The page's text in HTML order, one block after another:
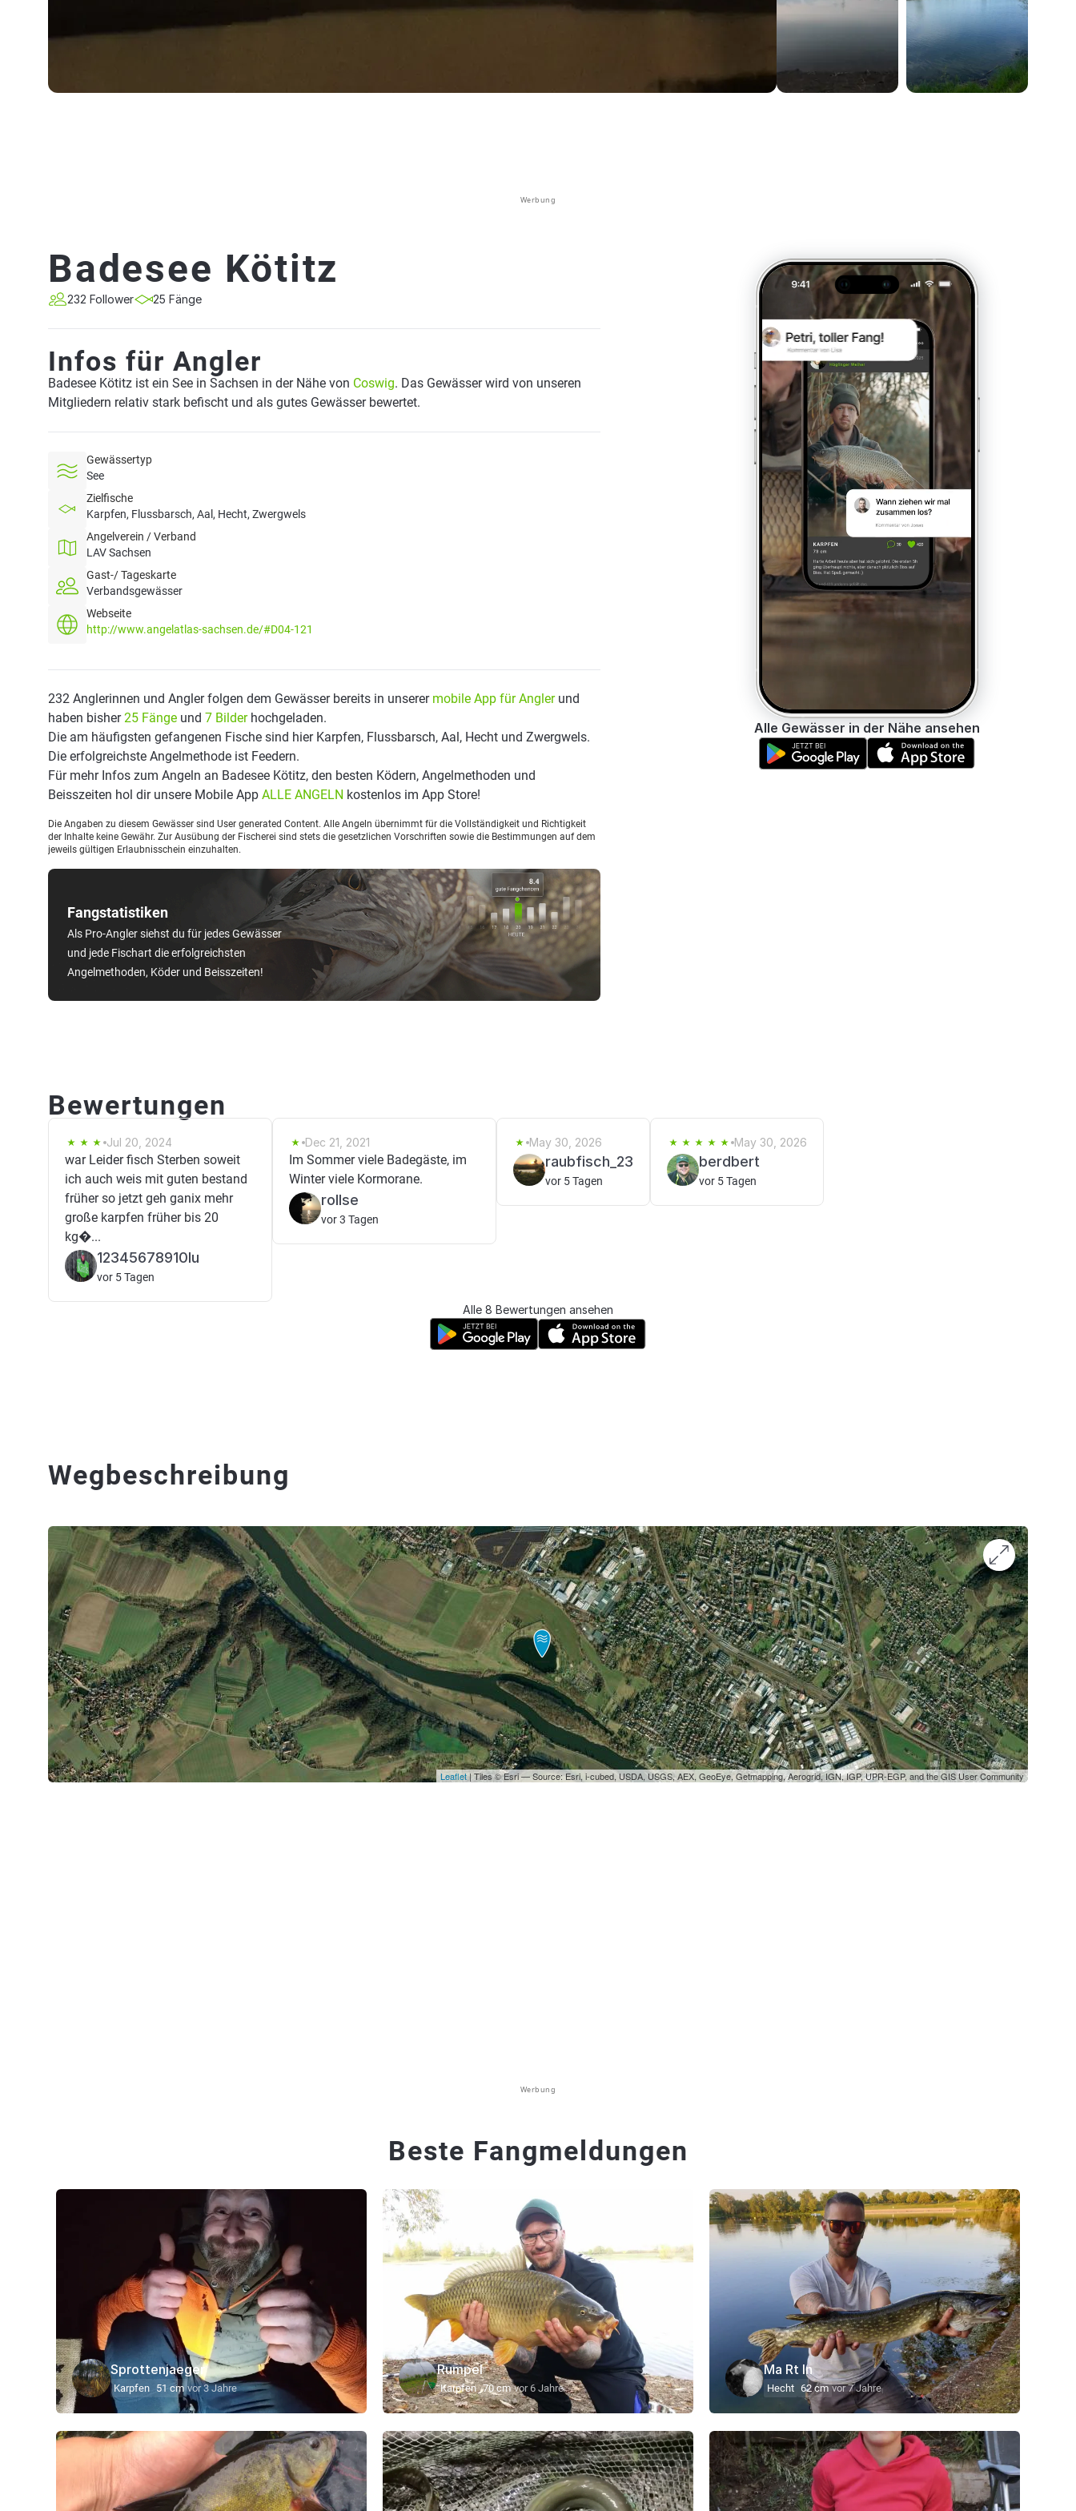
Werbung
Badesee Kötitz
232 Follower 25 Fänge
Infos für Angler
Badesee Kötitz ist ein See in Sachsen in der Nähe von Coswig. Das Gewässer wird von unseren
Mitgliedern relativ stark befischt und als gutes Gewässer bewertet.
Gewässertyp
See
Zielfische
Karpfen, Flussbarsch, Aal, Hecht, Zwergwels
Angelverein / Verband
LAV Sachsen
Gast-/ Tageskarte
Verbandsgewässer
Webseite
http://www.angelatlas-sachsen.de/#D04-121
Fangstatistiken
Als Pro-Angler siehst du für jedes Gewässer
und jede Fischart die erfolgreichsten
Angelmethoden, Köder und Beisszeiten!
232 Anglerinnen und Angler folgen dem Gewässer bereits in unserer mobile App für Anglerund
haben bisher25 Fänge und 7 Bilderhochgeladen.
Die am häufigsten gefangenen Fische sind hier Karpfen, Flussbarsch, Aal, Hecht und Zwergwels.
Die erfolgreichste Angelmethode ist Feedern.
Für mehr Infos zum Angeln an Badesee Kötitz, den besten Ködern, Angelmethoden und
Beisszeiten hol dir unsere Mobile App ALLE ANGELN kostenlos im App Store!
Die Angaben zu diesem Gewässer sind User generated Content. Alle Angeln übernimmt für die Vollständigkeit und Richtigkeit
der Inhalte keine Gewähr. Zur Ausübung der Fischerei sind stets die gesetzlichen Vorschriften sowie die Bestimmungen auf dem
jeweils gültigen Erlaubnisschein einzuhalten.
Alle Gewässer in der Nähe ansehen
Bewertungen
Jul 20, 2024
war Leider fisch Sterben soweit
ich auch weis mit guten bestand
früher so jetzt geh ganix mehr
große karpfen früher bis 20
kg�...
12345678910lu
vor 5 Tagen
Dec 21, 2021
Im Sommer viele Badegäste, im
Winter viele Kormorane.
rollse
vor 3 Tagen
May 30, 2026
raubfisch_23
vor 5 Tagen
May 30, 2026
berdbert
vor 5 Tagen
Alle 8 Bewertungen ansehen
Wegbeschreibung
Leaflet| Tiles © Esri — Source: Esri, i-cubed, USDA, USGS, AEX, GeoEye, Getmapping, Aerogrid, IGN, IGP, UPR-EGP, and the GIS User Community
Werbung
Beste Fangmeldungen
Sprottenjaeger
Karpfen 51 cm vor 3 Jahre
Rumpel
Karpfen 70 cm vor 6 Jahre
Ma Rt In
Hecht 62 cm vor 7 Jahre